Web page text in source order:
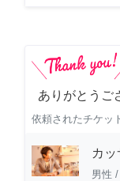
ありがとうご
依頼されたチケッ
カ
男性 /